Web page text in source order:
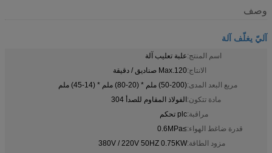
وصف
آليّ يغلّف آلة
اسم المنتج:علبة تعليب آلة
الانتاج:Max.120 صناديق / دقيقة
مربع البعد المدى:(50-200) ملم * (20-80) ملم * (14-45) ملم
مادة تتكون:الفولاذ المقاوم للصدأ 304
مراقبة:plc تحكم
قدرة ضاغط الهواء:≥0.6MPa
مزود الطاقة:380V / 220V 50HZ 0.75KW